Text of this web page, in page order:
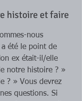
histoire et faire
nous
été le point de
ex était-il/elle
notre histoire ? »
? » Vous devrez
questions. Si